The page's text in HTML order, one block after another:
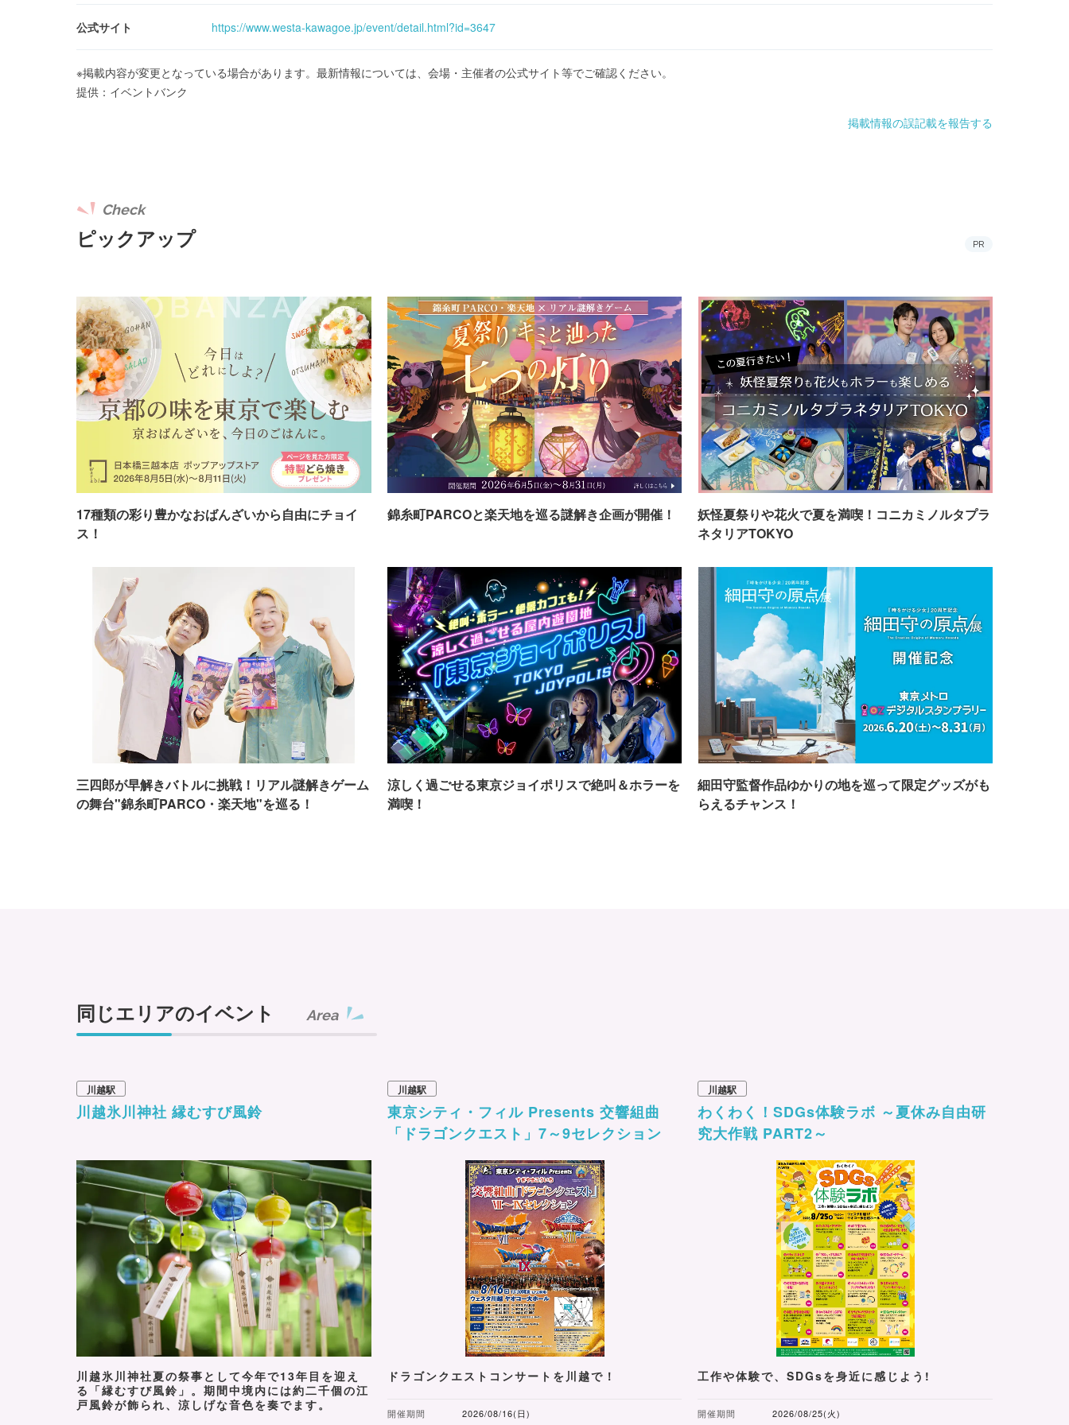
公式サイト https://www.westa-kawagoe.jp/event/detail.html?id=3647
※掲載内容が変更となっている場合があります。最新情報については、会場・主催者の公式サイト等でご確認ください。
提供：イベントバンク
掲載情報の誤記載を報告する
ピックアップ
Check
PR
17種類の彩り豊かなおばんざいから自由にチョイ
ス！
錦糸町PARCOと楽天地を巡る謎解き企画が開催！
妖怪夏祭りや花火で夏を満喫！コニカミノルタプラ
ネタリアTOKYO
三四郎が早解きバトルに挑戦！リアル謎解きゲーム
の舞台"錦糸町PARCO・楽天地"を巡る！
涼しく過ごせる東京ジョイポリスで絶叫＆ホラーを
満喫！
細田守監督作品ゆかりの地を巡って限定グッズがも
らえるチャンス！
同じエリアのイベント Area
川越駅
川越氷川神社 縁むすび風鈴
川越氷川神社夏の祭事として今年で13年目を迎え
る「縁むすび風鈴」。期間中境内には約二千個の江
戸風鈴が飾られ、涼しげな音色を奏でます。
川越駅
東京シティ・フィル Presents 交響組曲
「ドラゴンクエスト」7～9セレクション
ドラゴンクエストコンサートを川越で！
開催期間 2026/08/16(日)
川越駅
わくわく！SDGs体験ラボ ～夏休み自由研
究大作戦 PART2～
工作や体験で、SDGsを身近に感じよう!
開催期間 2026/08/25(火)